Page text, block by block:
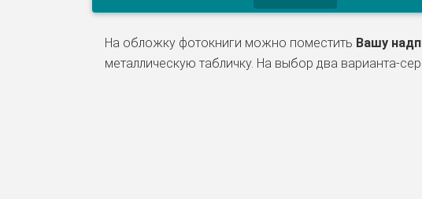
На обложку фотокниги можно поместить Вашу
металлическую табличку. На выбор два варианта-